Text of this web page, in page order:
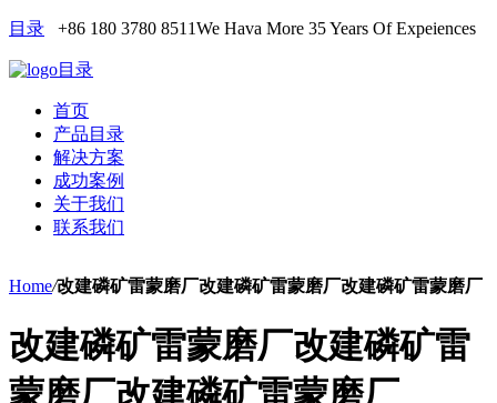
目录 +86 180 3780 8511We Hava More 35 Years Of Expeiences
目录
首页
产品目录
解决方案
成功案例
关于我们
联系我们
Home/改建磷矿雷蒙磨厂改建磷矿雷蒙磨厂改建磷矿雷蒙磨厂
改建磷矿雷蒙磨厂改建磷矿雷
蒙磨厂改建磷矿雷蒙磨厂